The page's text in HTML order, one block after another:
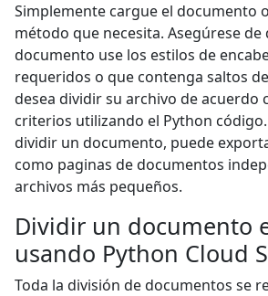
Simplemente cargue el documento
método que necesita. Asegúrese de
documento use los estilos de
requeridos o que contenga saltos
desea dividir su archivo de acuerdo
criterios utilizando el Python
dividir un documento, puede
como paginas de documentos
archivos más pequeños.
Dividir un documento
usando Python Cloud
Toda la división de documentos se